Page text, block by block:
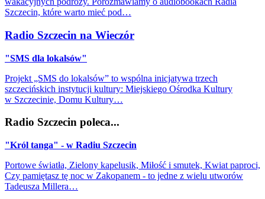
Szczecin, które warto mieć pod…
Radio Szczecin na Wieczór
"SMS dla lokalsów"
Projekt „SMS do lokalsów” to wspólna inicjatywa trzech
szczecińskich instytucji kultury: Miejskiego Ośrodka Kultury
w Szczecinie, Domu Kultury…
Radio Szczecin poleca...
"Król tanga" - w Radiu Szczecin
Portowe światła, Zielony kapelusik, Miłość i smutek, Kwiat paproci,
Czy pamiętasz tę noc w Zakopanem - to jedne z wielu utworów
Tadeusza Millera…